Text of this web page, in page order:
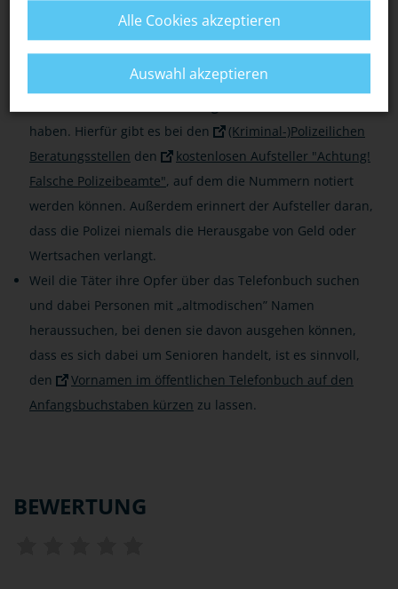
selbst im Telefonbuch heraussuchen.Niemals die
Rückruftaste nutzen, sonst hat man möglicherweise
wieder die Betrüger in der Leitung.
Am besten ist es, dieNummer des örtlichen Polizeireviers
haben. Hierfür gibt es bei den
(Kriminal-)Polizeilichen
Beratungsstellen den
kostenlosen Aufsteller "Achtung!
Falsche Polizeibeamte", auf dem die Nummern notiert
werden können. Außerdem erinnert der Aufsteller daran,
dass die Polizei niemals die Herausgabe von Geld oder
Wertsachen verlangt.
Weil die Täter ihre Opfer über das Telefonbuch suchen
und dabei Personen mit „altmodischen” Namen
heraussuchen, bei denen sie davon ausgehen können,
dass es sich dabei um Senioren handelt, ist es sinnvoll,
den
Vornamen im öffentlichen Telefonbuch auf den
Anfangsbuchstaben kürzen zu lassen.
BEWERTUNG
Alle Cookies akzeptieren
Auswahl akzeptieren